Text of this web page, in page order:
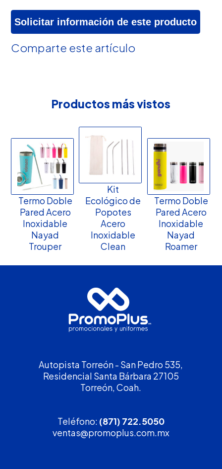
Solicitar información de este producto
Comparte este artículo
Productos más vistos
Termo Doble
Pared Acero
Inoxidable
Nayad
Trouper
Kit
Ecológico de
Popotes
Acero
Inoxidable
Clean
Termo Doble
Pared Acero
Inoxidable
Nayad
Roamer
Autopista Torreón - San Pedro 535,
Residencial Santa Bárbara 27105
Torreón, Coah.
Teléfono: (871) 722.5050
ventas@promoplus.com.mx